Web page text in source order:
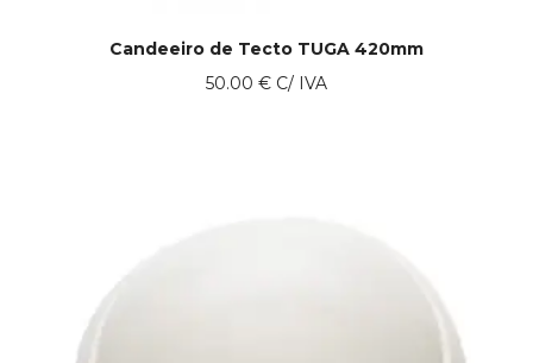
Candeeiro de Tecto TUGA 420mm
50.00 € C/ IVA